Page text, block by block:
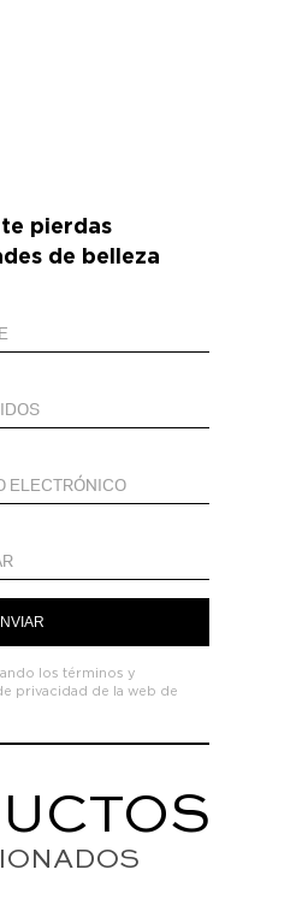
pierdas
de belleza
los términos y
privacidad de la web de